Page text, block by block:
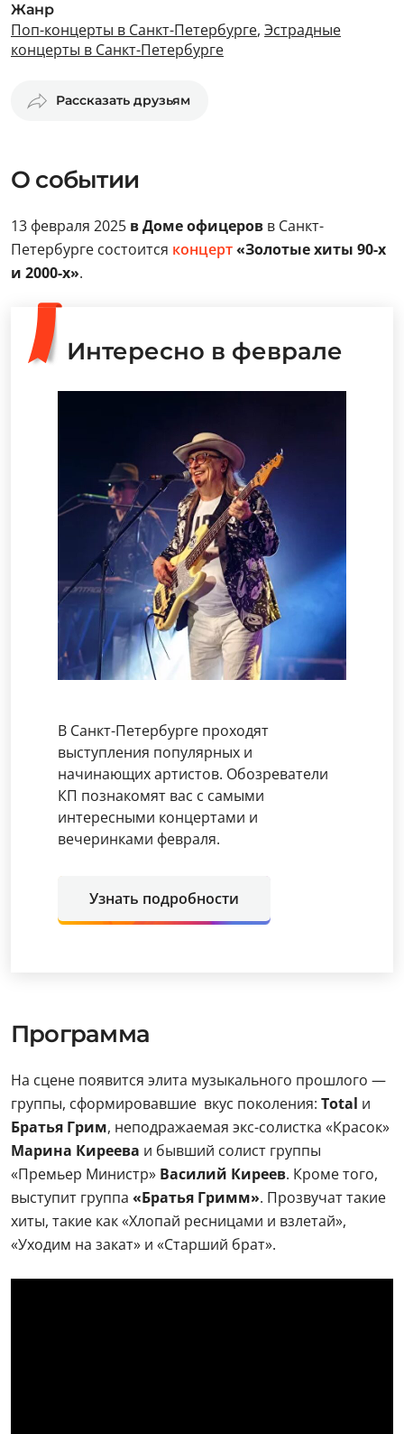
Жанр
Поп-концерты в Санкт-Петербурге, Эстрадные
концерты в Санкт-Петербурге
Рассказать друзьям
О событии
13 февраля 2025 в Доме офицеров в Санкт-
Петербурге состоится концерт«Золотые хиты 90-х
и 2000-х».
Интересно в феврале
В Санкт-Петербурге проходят
выступления популярных и
начинающих артистов. Обозреватели
КП познакомят вас с самыми
интересными концертами и
вечеринками февраля.
Узнать подробности
Программа
На сцене появится элита музыкального прошлого —
группы, сформировавшие вкус поколения: Total и
Братья Грим, неподражаемая экс-солистка «Красок»
Марина Киреева и бывший солист группы
«Премьер Министр» Василий Киреев. Кроме того,
выступит группа «Братья Гримм». Прозвучат такие
хиты, такие как «Хлопай ресницами и взлетай»,
«Уходим на закат» и «Старший брат».